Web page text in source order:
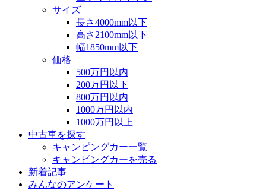
サイズ
長さ4000mm以下
高さ2100mm以下
幅1850mm以下
価格
500万円以内
200万円以下
800万円以内
1000万円以内
1000万円以上
中古車を探す
キャンピングカー一覧
キャンピングカーを売る
新着記事
みんなのアンケート